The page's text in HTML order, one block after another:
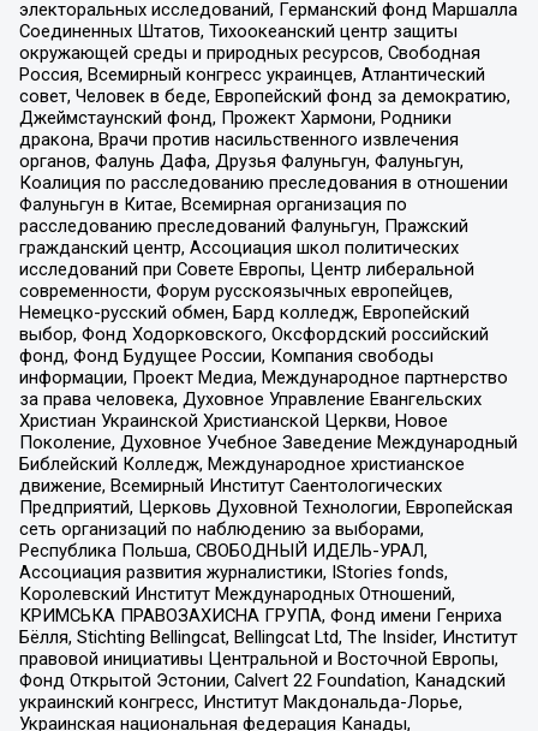
электоральных исследований, Германский фонд Маршалла
Соединенных Штатов, Тихоокеанский центр защиты
окружающей среды и природных ресурсов, Свободная
Россия, Всемирный конгресс украинцев, Атлантический
совет, Человек в беде, Европейский фонд за демократию,
Джеймстаунский фонд, Прожект Хармони, Родники
дракона, Врачи против насильственного извлечения
органов, Фалунь Дафа, Друзья Фалуньгун, Фалуньгун,
Коалиция по расследованию преследования в отношении
Фалуньгун в Китае, Всемирная организация по
расследованию преследований Фалуньгун, Пражский
гражданский центр, Ассоциация школ политических
исследований при Совете Европы, Центр либеральной
современности, Форум русскоязычных европейцев,
Немецко-русский обмен, Бард колледж, Европейский
выбор, Фонд Ходорковского, Оксфордский российский
фонд, Фонд Будущее России, Компания свободы
информации, Проект Медиа, Международное партнерство
за права человека, Духовное Управление Евангельских
Христиан Украинской Христианской Церкви, Новое
Поколение, Духовное Учебное Заведение Международный
Библейский Колледж, Международное христианское
движение, Всемирный Институт Саентологических
Предприятий, Церковь Духовной Технологии, Европейская
сеть организаций по наблюдению за выборами,
Республика Польша, СВОБОДНЫЙ ИДЕЛЬ-УРАЛ,
Ассоциация развития журналистики, IStories fonds,
Королевский Институт Международных Отношений,
КРИМСЬКА ПРАВОЗАХИСНА ГРУПА, Фонд имени Генриха
Бёлля, Stichting Bellingcat, Bellingcat Ltd, The Insider, Институт
правовой инициативы Центральной и Восточной Европы,
Фонд Открытой Эстонии, Calvert 22 Foundation, Канадский
украинский конгресс, Институт Макдональда-Лорье,
Украинская национальная федерация Канады,